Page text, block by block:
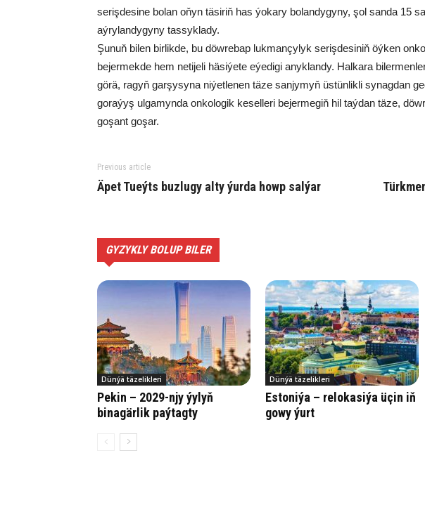
serişdesine bolan oňyn täsiriň has ýokary bolandygyny, şol sanda 15
aýrylandygyny tassyklady.
Şunuň bilen birlikde, bu döwrebap lukmançylyk serişdesiniň öýken
bejermekde hem netijeli häsiýete eýedigi anyklandy. Halkara
görä, ragyň garşysyna niýetlenen täze sanjymyň üstünlikli synagdan
goraýyş ulgamynda onkologik keselleri bejermegiň hil taýdan täze,
goşant goşar.
Previous article
Äpet Tueýts buzlugy alty ýurda howp salýar
GYZYKLY BOLUP BILER
Dünýä täzelikleri
Pekin – 2029-njy ýylyň
binagärlik paýtagty
Dünýä täzelikleri
Estoniýa – relokasiýa üçin iň
gowy ýurt